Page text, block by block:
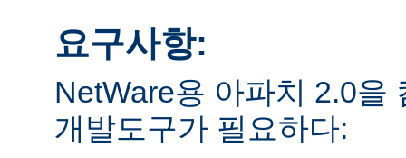
요구사항:
NetWare용 아파치 2.0을
개발도구가 필요하다: